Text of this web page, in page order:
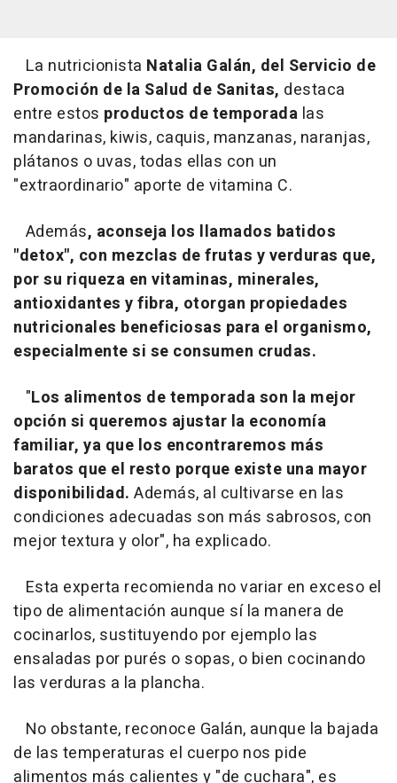
La nutricionista Natalia Galán, del Servicio de
Promoción de la Salud de Sanitas, destaca
entre estos productos de temporada las
mandarinas, kiwis, caquis, manzanas, naranjas,
plátanos o uvas, todas ellas con un
"extraordinario" aporte de vitamina C.
Además, aconseja los llamados batidos
"detox", con mezclas de frutas y verduras que,
por su riqueza en vitaminas, minerales,
antioxidantes y fibra, otorgan propiedades
nutricionales beneficiosas para el organismo,
especialmente si se consumen crudas.
"Los alimentos de temporada son la mejor
opción si queremos ajustar la economía
familiar, ya que los encontraremos más
baratos que el resto porque existe una mayor
disponibilidad. Además, al cultivarse en las
condiciones adecuadas son más sabrosos, con
mejor textura y olor", ha explicado.
Esta experta recomienda no variar en exceso el
tipo de alimentación aunque sí la manera de
cocinarlos, sustituyendo por ejemplo las
ensaladas por purés o sopas, o bien cocinando
las verduras a la plancha.
No obstante, reconoce Galán, aunque la bajada
de las temperaturas el cuerpo nos pide
alimentos más calientes y "de cuchara", es